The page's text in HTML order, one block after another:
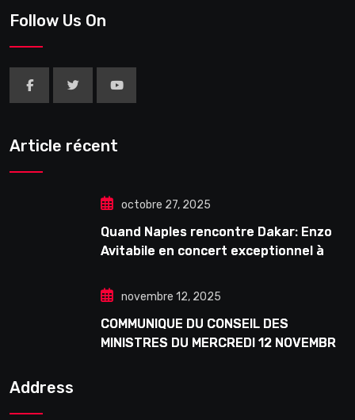
Follow Us On
Article récent
octobre 27, 2025
Quand Naples rencontre Dakar: Enzo
Avitabile en concert exceptionnel à
novembre 12, 2025
COMMUNIQUE DU CONSEIL DES
MINISTRES DU MERCREDI 12 NOVEMBRE
Address